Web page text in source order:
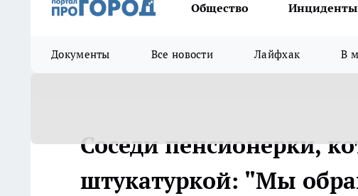
Общество Инциденты
Документы Все новости Лайфхак В
Соседи пенсионерки,
штукатуркой: "Мы